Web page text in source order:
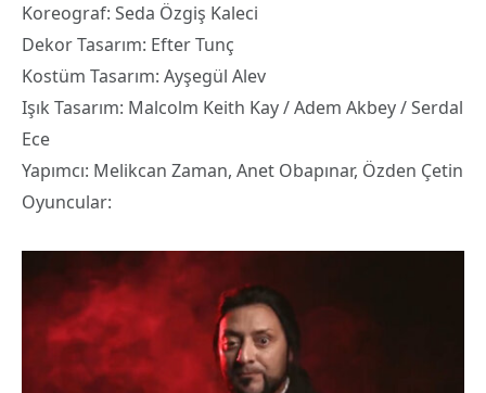
Koreograf: Seda Özgiş Kaleci
Dekor Tasarım: Efter Tunç
Kostüm Tasarım: Ayşegül Alev
Işık Tasarım: Malcolm Keith Kay / Adem Akbey / Serdal
Ece
Yapımcı: Melikcan Zaman, Anet Obapınar, Özden Çetin
Oyuncular: